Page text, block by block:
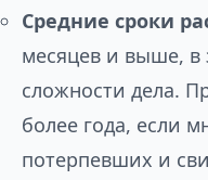
Средние сроки
месяцев и выше, в
сложности дела.
более года, если
потерпевших и